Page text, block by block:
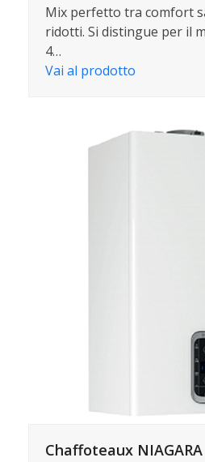
Mix perfetto tra comfort
ridotti. Si distingue per il
4…
Vai al prodotto
Chaffoteaux NIAGARA